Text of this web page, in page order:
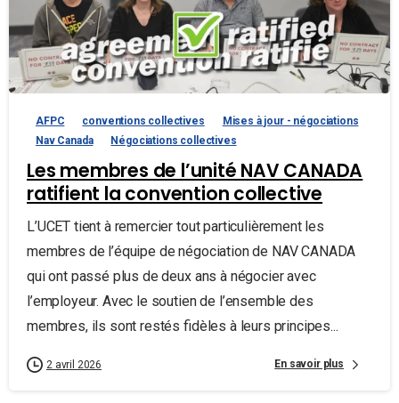
AFPC conventions collectives
Mises à jour - négociations
Nav Canada
Négociations collectives
Les membres de l’unité NAV CANADA
ratifient la convention collective
L’UCET tient à remercier tout particulièrement les
membres de l’équipe de négociation de NAV CANADA
qui ont passé plus de deux ans à négocier avec
l’employeur. Avec le soutien de l’ensemble des
membres, ils sont restés fidèles à leurs principes...
2 avril 2026 En savoir plus